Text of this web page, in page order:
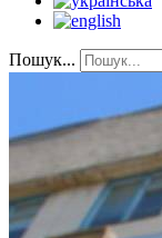
Пошук...